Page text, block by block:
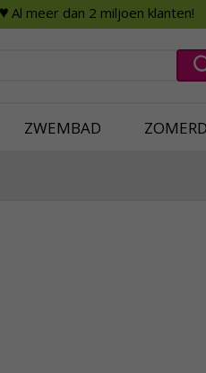
♥ Al meer dan 2 miljoen klanten!
ZWEMBAD
beveiliging